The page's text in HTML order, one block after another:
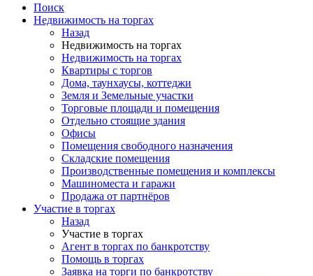
Поиск
Недвижимость на торгах
Назад
Недвижимость на торгах
Недвижимость на торгах
Квартиры с торгов
Дома, таунхаусы, коттеджи
Земля и Земельные участки
Торговые площади и помещения
Отдельно стоящие здания
Офисы
Помещения свободного назначения
Складские помещения
Производственные помещения и комплексы
Машиноместа и гаражи
Продажа от партнёров
Участие в торгах
Назад
Участие в торгах
Агент в торгах по банкротству
Помощь в торгах
Заявка на торги по банкротству